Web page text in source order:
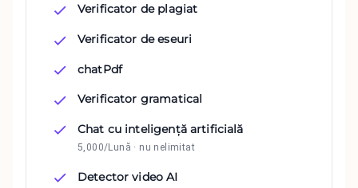
Verificator de plagiat
Verificator de eseuri
chatPdf
Verificator gramatical
Chat cu inteligență artificială
5,000/Lună · nu nelimitat
Detector video AI